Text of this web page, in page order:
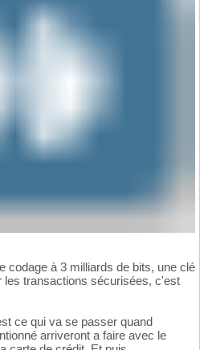
codage à 3 milliards de bits, une clé
les transactions sécurisées, c'est
ce qui va se passer quand
arriveront a faire avec le